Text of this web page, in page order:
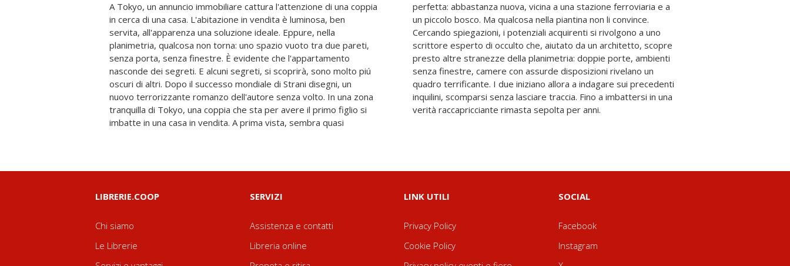
A Tokyo, un annuncio immobiliare cattura l'attenzione di una coppia
in cerca di una casa. L'abitazione in vendita è luminosa, ben
servita, all'apparenza una soluzione ideale. Eppure, nella
planimetria, qualcosa non torna: uno spazio vuoto tra due pareti,
senza porta, senza finestre. È evidente che l'appartamento
nasconde dei segreti. E alcuni segreti, si scoprirà, sono molto piú
oscuri di altri. Dopo il successo mondiale di Strani disegni, un
nuovo terrorizzante romanzo dell'autore senza volto. In una zona
tranquilla di Tokyo, una coppia che sta per avere il primo figlio si
imbatte in una casa in vendita. A prima vista, sembra quasi
perfetta: abbastanza nuova, vicina a una stazione ferroviaria e a
un piccolo bosco. Ma qualcosa nella piantina non li convince.
Cercando spiegazioni, i potenziali acquirenti si rivolgono a uno
scrittore esperto di occulto che, aiutato da un architetto, scopre
presto altre stranezze della planimetria: doppie porte, ambienti
senza finestre, camere con assurde disposizioni rivelano un
quadro terrificante. I due iniziano allora a indagare sui precedenti
inquilini, scomparsi senza lasciare traccia. Fino a imbattersi in una
verità raccapricciante rimasta sepolta per anni.
LIBRERIE.COOP
Chi siamo
Le Librerie
SERVIZI
Assistenza e contatti
Libreria online
LINK UTILI
Privacy Policy
Cookie Policy
SOCIAL
Facebook
Instagram